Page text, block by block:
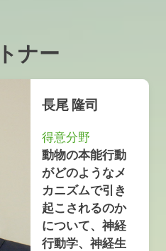
ナー
長尾 隆司
得意分野
動物の本能行動
がどのようなメ
カニズムで引き
起こされるのか
について、神経
行動学、神経生